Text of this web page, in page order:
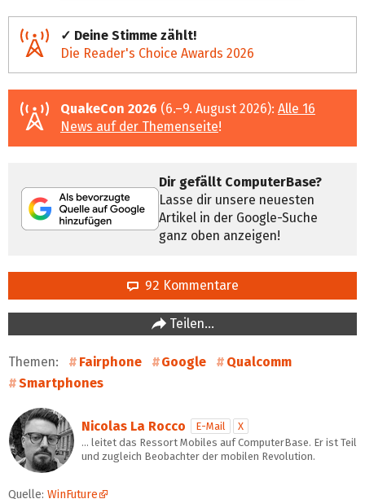
✓ Deine Stimme zählt!
Die Reader's Choice Awards 2026
QuakeCon 2026 (6.–9. August 2026): Alle 16
News auf der Themenseite!
Dir gefällt ComputerBase?
Lasse dir unsere neuesten
Artikel in der Google-Suche
ganz oben anzeigen!
92 Kommentare
Teilen…
Themen: Fairphone Google
Qualcomm
Smartphones
Nicolas La Rocco E-Mail
X
… leitet das Ressort Mobiles auf ComputerBase. Er ist Teil
und zugleich Beobachter der mobilen Revolution.
Quelle: WinFuture